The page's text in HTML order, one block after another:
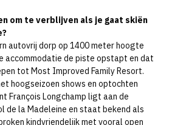
om te verblijven als je gaat skiën
autovrij dorp op 1400 meter hoogte
accommodatie de piste opstapt en dat
tot Most Improved Family Resort.
hoogseizoen shows en optochten
François Longchamp ligt aan de
de la Madeleine en staat bekend als
kindvriendelijk met vooral open